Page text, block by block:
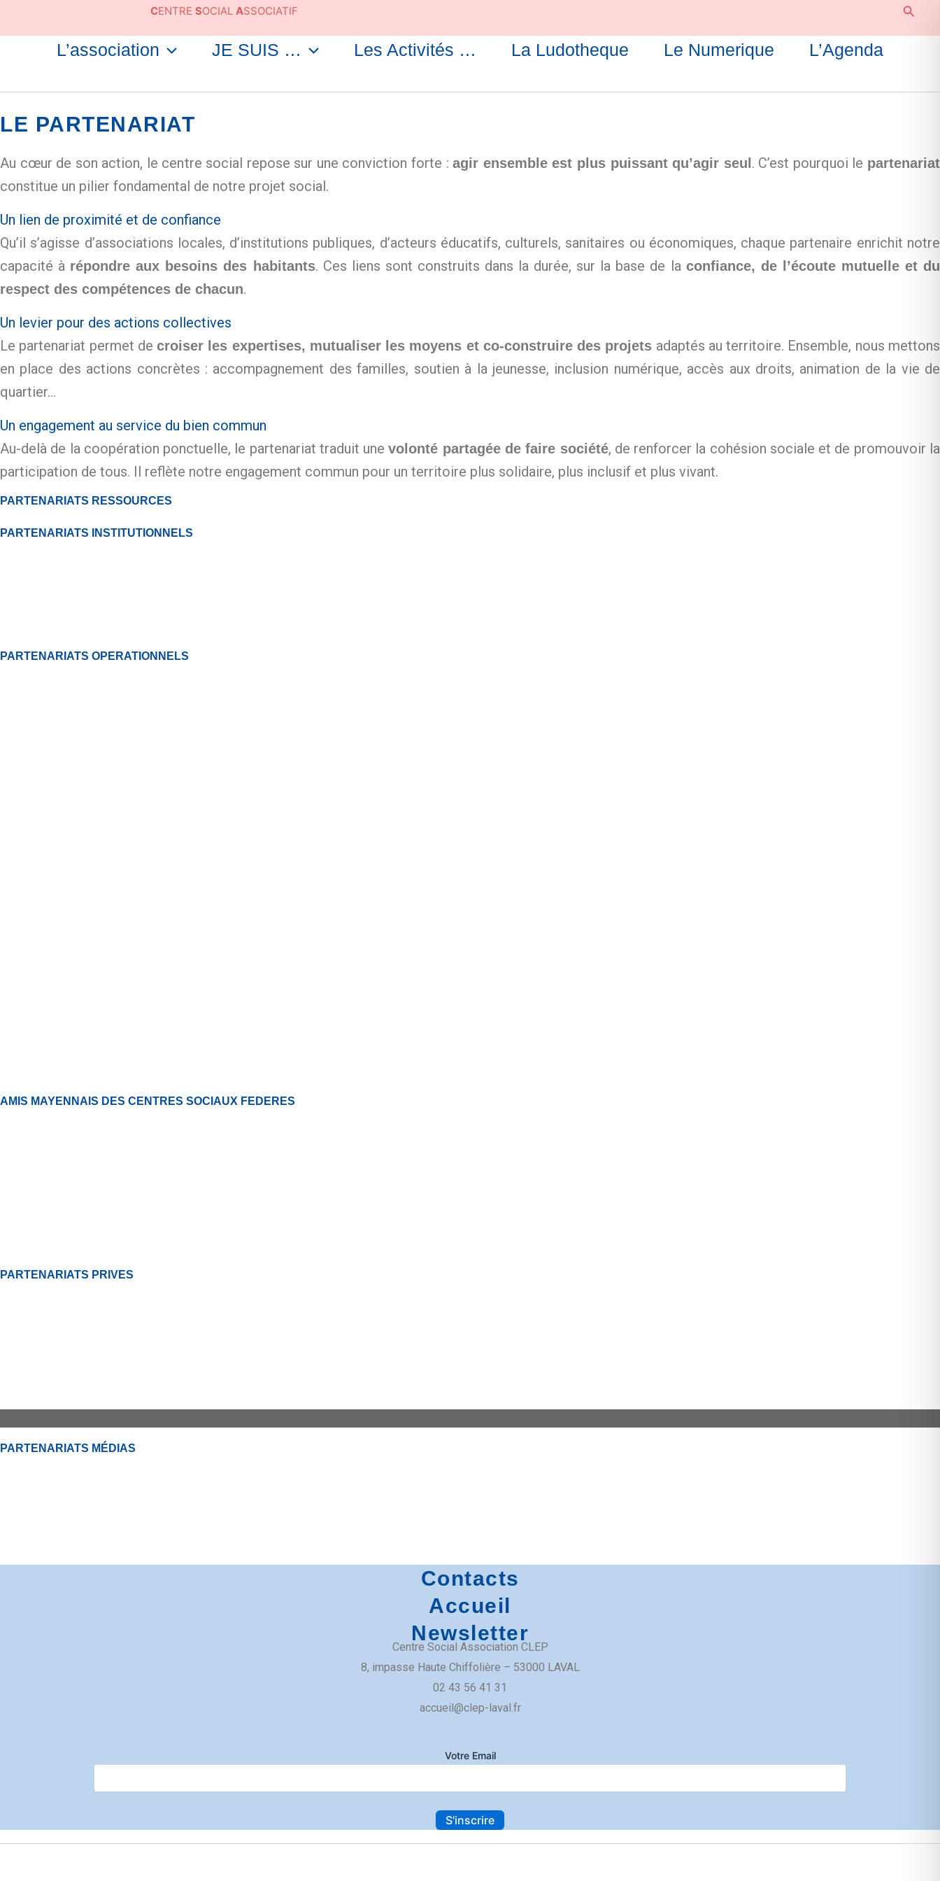
CENTRE SOCIAL ASSOCIATIF
L’association JE SUIS … Les Activités … La Ludotheque Le Numerique L’Agenda
LE PARTENARIAT
Au cœur de son action, le centre social repose sur une conviction forte :agir ensemble est plus puissant qu’agir seul . C’est pourquoi le partenariat
constitue un pilier fondamental de notre projet social.
Un lien de proximité et de confiance
Qu’il s’agisse d’associations locales, d’institutions publiques, d’acteurs éducatifs, culturels, sanitaires ou économiques, chaque partenaire enrichit notre
capacité à répondre aux besoins des habitants. Ces liens sont construits dans la durée, sur la base de la confiance, de l’écoute mutuelle et du
respect des compétences de chacun.
Un levier pour des actions collectives
Le partenariat permet decroiser les expertises, mutualiser les moyens et co-construire des projets adaptés au territoire. Ensemble, nous mettons
en place des actions concrètes : accompagnement des familles, soutien à la jeunesse, inclusion numérique, accès aux droits, animation de la vie de
quartier…
Un engagement au service du bien commun
Au-delà de la coopération ponctuelle, le partenariat traduit unevolonté partagée de faire société, de renforcer la cohésion sociale et de promouvoir la
participation de tous. Il reflète notre engagement commun pour un territoire plus solidaire, plus inclusif et plus vivant.
PARTENARIATS RESSOURCES
PARTENARIATS INSTITUTIONNELS
PARTENARIATS OPERATIONNELS
AMIS MAYENNAIS DES CENTRES SOCIAUX FEDERES
PARTENARIATS PRIVES
PARTENARIATS MÉDIAS
Contacts
Accueil
Newsletter
Centre Social Association CLEP
​8, impasse Haute Chiffolière – 53000 LAVAL​
02 43 56 41 31
accueil@clep-laval.fr
Votre Email